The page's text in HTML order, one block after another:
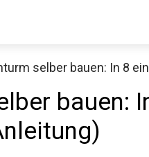
selber bauen: In 8
bauen: